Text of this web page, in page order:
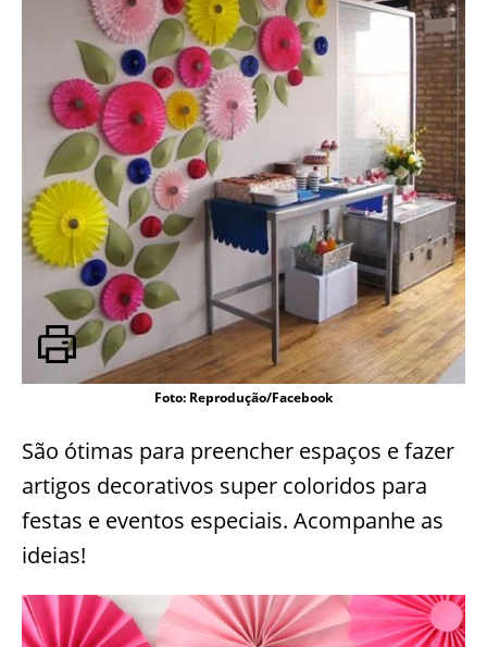
Foto: Reprodução/Facebook
São ótimas para preencher espaços e fazer
artigos decorativos super coloridos para
festas e eventos especiais. Acompanhe as
ideias!